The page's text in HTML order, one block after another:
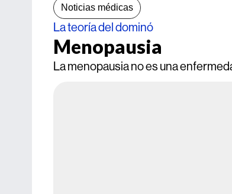
Noticias médicas
La teoría del dominó
Menopausia
La menopausia no es una